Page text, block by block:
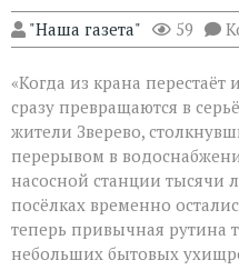
"Наша газета" 59
«Когда из крана
сразу превращаются в
жители Зверево,
перерывом в
насосной станции
посёлках временно
теперь привычная рутина
небольших бытовых